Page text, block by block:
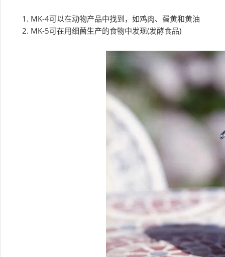
MK-4可以在动物产品中找到，如鸡肉、蛋黄和黄油
MK-5可在用细菌生产的食物中发现(发酵食品)